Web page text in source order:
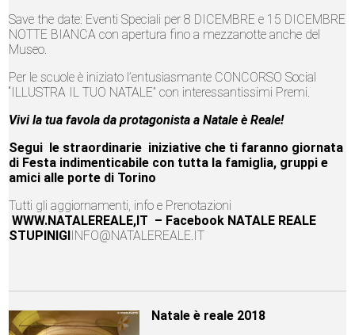
Save the date: Eventi Speciali per 8 DICEMBRE e 15 DICEMBRE
NOTTE BIANCA con apertura fino a mezzanotte anche del
Museo.
Per le scuole è iniziato l’entusiasmante CONCORSO Social
“ILLUSTRA IL TUO NATALE” con interessantissimi Premi.
Vivi la tua favola da protagonista a Natale è Reale!
Segui le straordinarie iniziative che ti faranno giornata
di Festa indimenticabile con tutta la famiglia, gruppi e
amici alle porte di Torino
Tutti gli aggiornamenti, info e Prenotazioni
WWW.NATALEREALE,IT – Facebook NATALE REALE
STUPINIGI INFO@NATALEREALE.IT
Natale è reale 2018